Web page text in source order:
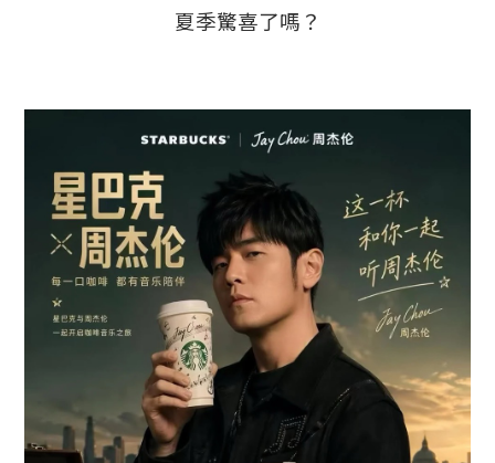
夏季驚喜了嗎？